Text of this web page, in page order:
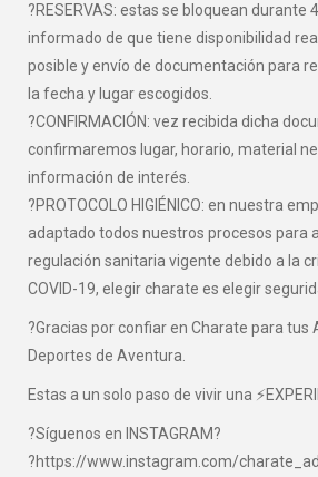
?RESERVAS: estas se bloquean durante
informado de que tiene disponibilidad
posible y envío de documentación para
la fecha y lugar escogidos.
?CONFIRMACIÓN: vez recibida dicha
confirmaremos lugar, horario, material
información de interés.
?PROTOCOLO HIGIÉNICO: en nuestra
adaptado todos nuestros procesos para
regulación sanitaria vigente debido a la
COVID-19, elegir charate es elegir
?Gracias por confiar en Charate para tus
Deportes de Aventura.
Estas a un solo paso de vivir una
?Síguenos en INSTAGRAM?
?https://www.instagram.com/